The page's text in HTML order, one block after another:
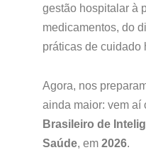
gestão hospitalar à
medicamentos, do
práticas de cuidado
Agora, nos
ainda maior: vem aí
Brasileiro de
Saúde, em 2026.